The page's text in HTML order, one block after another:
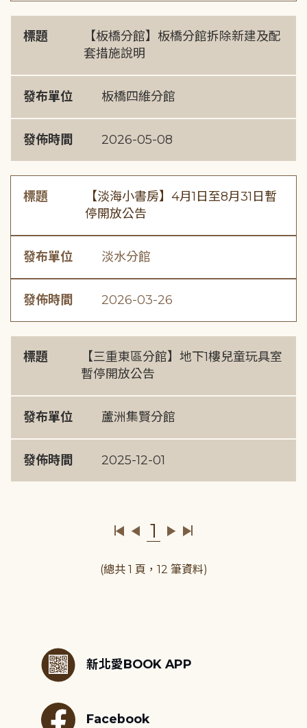
標題
【板橋分館】板橋分館拆除新建及配
套措施說明
發布單位 板橋四維分館
發佈時間 2026-05-08
標題
【淡海小書房】4月1日至8月31日暫
停開放公告
發布單位 淡水分館
發佈時間 2026-03-26
標題
【三重東區分館】地下1樓兒童玩具室
暫停開放公告
發布單位 蘆洲集賢分館
發佈時間 2025-12-01
1
(總共 1 頁，12 筆資料)
新北愛BOOK APP
Facebook